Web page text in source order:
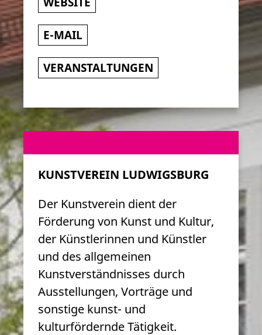
E-MAIL
VERANSTALTUNGEN
KUNSTVEREIN LUDWIGSBURG
Der Kunstverein dient der
Förderung von Kunst und Kultur,
der Künstlerinnen und Künstler
und des allgemeinen
Kunstverständnisses durch
Ausstellungen, Vorträge und
sonstige kunst- und
kulturfördernde Tätigkeit.